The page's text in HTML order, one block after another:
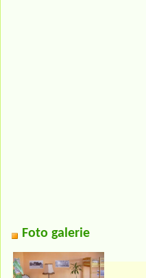
Foto galerie